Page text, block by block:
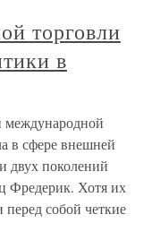
торговли
в
международной
в сфере внешней
двух поколений
Фредерик. Хотя их
собой четкие